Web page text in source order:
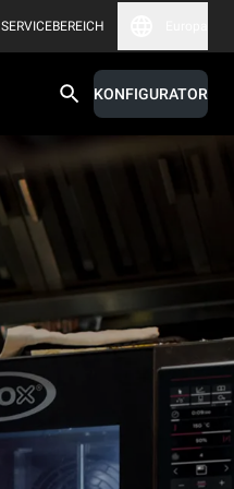
SERVICEBEREICH
KONFIGURATOR